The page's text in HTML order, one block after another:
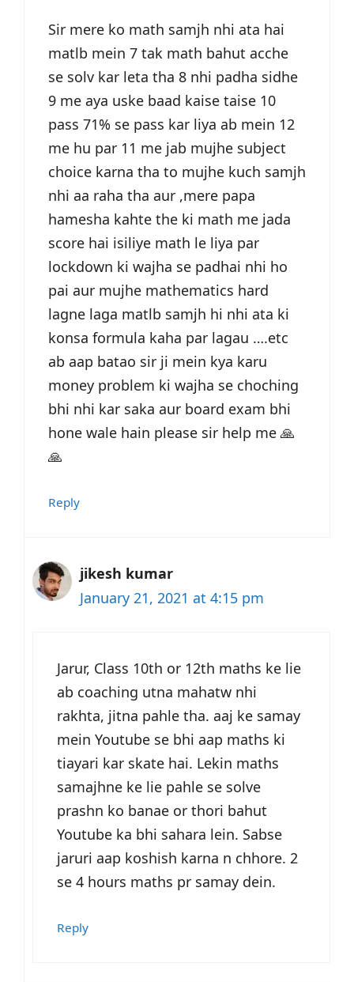
Sir mere ko math samjh nhi ata hai
matlb mein 7 tak math bahut acche
se solv kar leta tha 8 nhi padha sidhe
9 me aya uske baad kaise taise 10
pass 71% se pass kar liya ab mein 12
me hu par 11 me jab mujhe subject
choice karna tha to mujhe kuch samjh
nhi aa raha tha aur ,mere papa
hamesha kahte the ki math me jada
score hai isiliye math le liya par
lockdown ki wajha se padhai nhi ho
pai aur mujhe mathematics hard
lagne laga matlb samjh hi nhi ata ki
konsa formula kaha par lagau ….etc
ab aap batao sir ji mein kya karu
money problem ki wajha se choching
bhi nhi kar saka aur board exam bhi
hone wale hain please sir help me 🙏
🙏
Reply
jikesh kumar
January 21, 2021 at 4:15 pm
Jarur, Class 10th or 12th maths ke lie
ab coaching utna mahatw nhi
rakhta, jitna pahle tha. aaj ke samay
mein Youtube se bhi aap maths ki
tiayari kar skate hai. Lekin maths
samajhne ke lie pahle se solve
prashn ko banae or thori bahut
Youtube ka bhi sahara lein. Sabse
jaruri aap koshish karna n chhore. 2
se 4 hours maths pr samay dein.
Reply